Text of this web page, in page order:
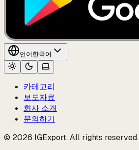
언어 한국어
카테고리
보도자료
회사 소개
문의하기
© 2026 IGExport. All rights reserved.